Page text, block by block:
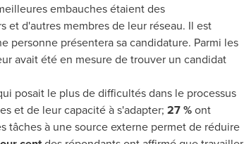
embauches étaient des
et d'autres membres de leur réseau. Il est
présentera sa candidature. Parmi les
avait été en mesure de trouver un candidat
posait le plus de difficultés dans le processus
et de leur capacité à s'adapter; 27 %ont
tâches à une source externe permet de réduire